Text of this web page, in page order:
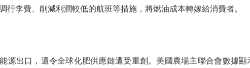
行李費、削減利潤較低的航班等措施，將燃油成本轉嫁給消費者。
出口，還令全球化肥供應鏈遭受重創。美國農場主聯合會數據顯